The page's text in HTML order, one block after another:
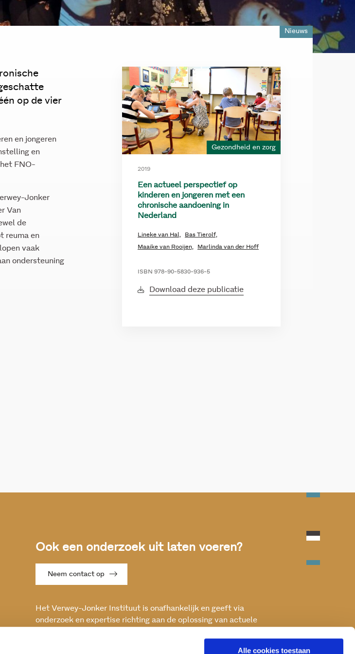
Alle cookies toestaan
Nieuws
op de vier
en jongeren
en
FNO-
Jonker
Van
de
reuma en
vaak
ondersteuning
Gezondheid en zorg
2019
Een actueel perspectief op
kinderen en jongeren met een
chronische aandoening in
Nederland
Lineke van Hal, Bas Tierolf,
Maaike van Rooijen, Marlinda van der Hoff
ISBN 978-90-5830-936-5
Download deze publicatie
Ook een onderzoek uit laten voeren?
Neem contact op
Het Verwey-Jonker Instituut is onafhankelijk en geeft via
onderzoek en expertise richting aan de oplossing van actuele